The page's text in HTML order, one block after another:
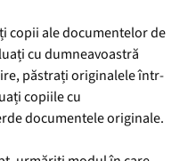
copii ale documentelor de
cu dumneavoastră
păstrați originalele într-
copiile cu
documentele originale.